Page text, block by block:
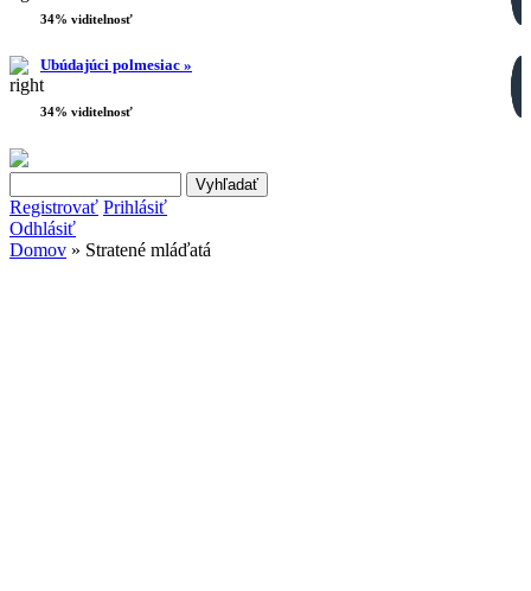
34% viditelnosť
Ubúdajúci polmesiac »
34% viditelnosť
Vyhľadávanie
Registrovať Prihlásiť
Odhlásiť
Domov » Stratené mláďatá